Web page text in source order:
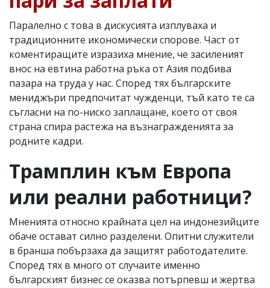
Паралелно с това в дискусията изплуваха и
традиционните икономически спорове. Част от
коментиращите изразиха мнение, че засиленият
внос на евтина работна ръка от Азия подбива
пазара на труда у нас. Според тях българските
мениджъри предпочитат чужденци, тъй като те са
съгласни на по-ниско заплащане, което от своя
страна спира растежа на възнагражденията за
родните кадри.
Трамплин към Европа
или реални работници?
Мненията относно крайната цел на индонезийците
обаче остават силно разделени. Опитни служители
в бранша побързаха да защитят работодателите.
Според тях в много от случаите именно
българският бизнес се оказва потърпевш и жертва